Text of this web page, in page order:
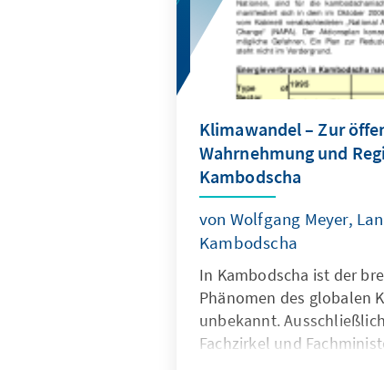
Klimawandel – Zur
Wahrnehmung und
Kambodscha
von Wolfgang Meyer,
Kambodscha
In Kambodscha ist der
Phänomen des globalen
unbekannt.
Fachzirkel und